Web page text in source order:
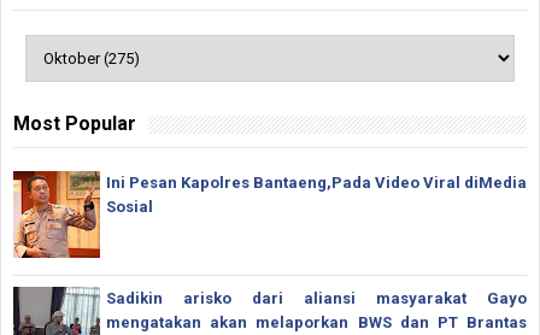
Most Popular
Ini Pesan Kapolres Bantaeng,Pada Video Viral diMedia
Sosial
Sadikin arisko dari aliansi masyarakat Gayo
mengatakan akan melaporkan BWS dan PT Brantas